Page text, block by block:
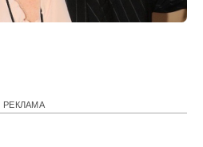
РЕКЛАМА